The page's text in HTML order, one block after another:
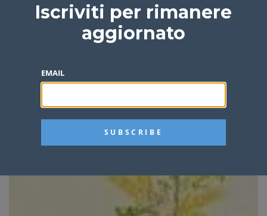
Iscriviti per rimanere
aggiornato
EMAIL